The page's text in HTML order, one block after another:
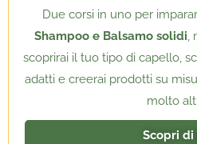
Due corsi in uno per
Shampoo e Balsamo solidi,
scoprirai il tuo tipo di capello,
adatti e creerai prodotti su
molto
Scopri di